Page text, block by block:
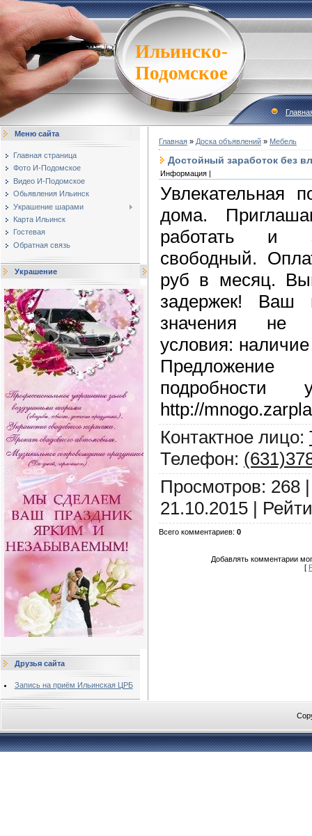
Ильинско-
Подомское
Меню сайта
Главная страница
Фото И-Подомское
Видео И-Подомское
Обьявления Ильинск
Украшение шарами
Карта Ильинск
Гостевая
Обратная связь
Украшение
Друзья сайта
Запись на приём Ильинская ЦРБ
Главная » Доска объявлений » Мебель
Достойный заработок без
Информация |
Увлекательная
дома.
работать и
свободный.
руб в месяц.
задержек! Ваш
значения не
условия:
http://
Контактное лицо:
Телефон:
Просмотров: 268
21.10.2015 |
Всего комментариев: 0
Добавлять комментарии
[